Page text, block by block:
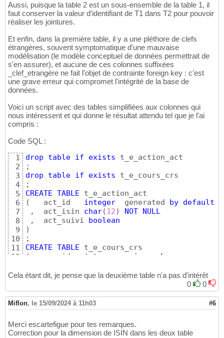
Aussi, puisque la table 2 est un sous-ensemble de la table 1, il
faut conserver la valeur d'identifiant de T1 dans T2 pour pouvoir
réaliser les jointures.
Et enfin, dans la première table, il y a une pléthore de clefs
étrangères, souvent symptomatique d'une mauvaise
modélisation (le modèle conceptuel de données permettrait de
s'en assurer), et aucune de ces colonnes suffixées
_clef_etrangère ne fait l'objet de contrainte foreign key : c'est
une grave erreur qui compromet l'intégrité de la base de
données.
Voici un script avec des tables simplifiées aux colonnes qui
nous intéressent et qui donne le résultat attendu tel que je l'ai
compris :
Code SQL :
1
2
3
4
5
6
7
8
9
10
11
12
14
16
17
18
19
20
drop table if exists t_e_action_act
drop
table if exists t_e_cours_crs
CREATE TABLE
(
   act_id
integer
  generated
by default
,  act_isin char(12) NOT
NULL
,  act_suivi
boolean
)
CREATE TABLE
(
   crs_id
integer primary
key
)
insert into t_e_action_act (act_isin,
values ('00000000001'
     ,
('00000000002', false)
     ,
     ,
('ABABABABABAB', true
Cela étant dit, je pense que la deuxième table n'a pas d'intérêt
0
0
Miflon, le 15/09/2024 à 11h03 #6
Merci escartefigue pour tes remarques.
Correction pour la dimension de ISIN dans les deux table